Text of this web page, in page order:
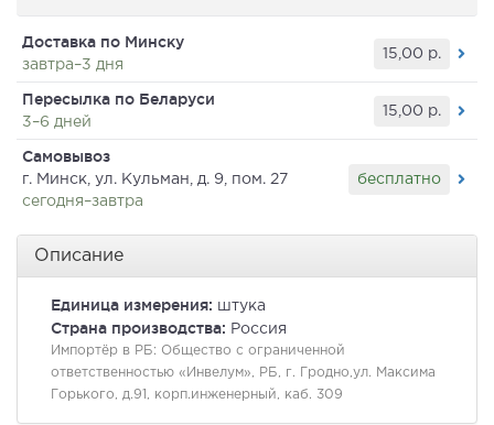
Доставка по Минску
завтра–3 дня
15,00 р.
Пересылка по Беларуси
3–6 дней
15,00 р.
Самовывоз
г. Минск, ул. Кульман, д. 9, пом. 27
сегодня–завтра
бесплатно
Описание
Единица измерения: штука
Страна производства: Россия
Импортёр в РБ: Общество с ограниченной
ответственностью «Инвелум», РБ, г. Гродно,ул. Максима
Горького, д.91, корп.инженерный, каб. 309